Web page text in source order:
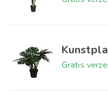
Gratis